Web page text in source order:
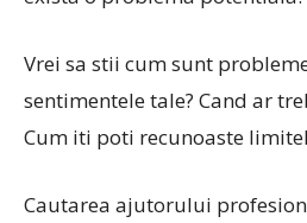
Vrei sa stii cum sunt
sentimentele tale? Cand ar
Cum iti poti recunoaste
Cautarea ajutorului